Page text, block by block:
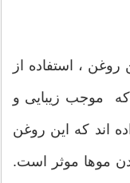
روغن ، استفاده از
موجب زیبایی و
اند که این روغن
موها موثر است.